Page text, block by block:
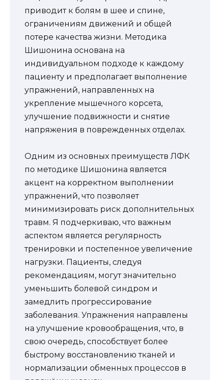
приводит к болям в шее и спине,
ограничениям движений и общей
потере качества жизни. Методика
Шишонина основана на
индивидуальном подходе к каждому
пациенту и предполагает выполнение
упражнений, направленных на
укрепление мышечного корсета,
улучшение подвижности и снятие
напряжения в поврежденных отделах.
Одним из основных преимуществ ЛФК
по методике Шишонина является
акцент на корректном выполнении
упражнений, что позволяет
минимизировать риск дополнительных
травм. Я подчеркиваю, что важным
аспектом является регулярность
тренировки и постепенное увеличение
нагрузки. Пациенты, следуя
рекомендациям, могут значительно
уменьшить болевой синдром и
замедлить прогрессирование
заболевания. Упражнения направлены
на улучшение кровообращения, что, в
свою очередь, способствует более
быстрому восстановлению тканей и
нормализации обменных процессов в